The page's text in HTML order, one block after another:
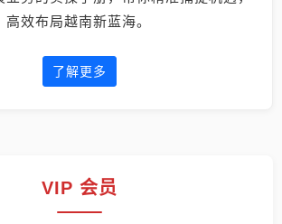
效布局越南新蓝海。
了解更多
VIP 会员